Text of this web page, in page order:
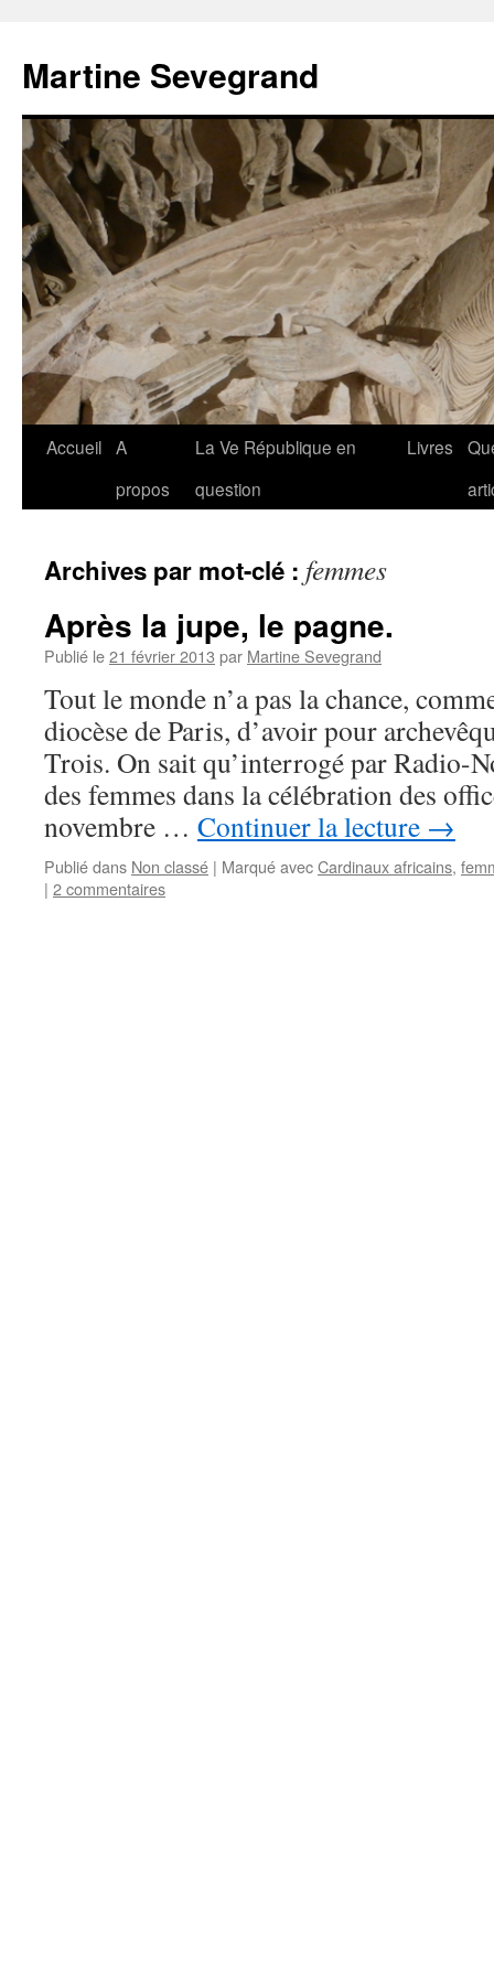
contenu
Martine Sevegrand
Accueil A
propos
La Ve République en
question
Livres
Archives par mot-clé : femmes
Après la jupe, le pagne.
Publié le21 février 2013 par Martine Sevegrand
Tout le monde n’a pas la chance,
diocèse de Paris, d’avoir pour
Trois. On sait qu’interrogé par Radio-
des femmes dans la célébration des
novembre … Continuer la lecture →
Publié dans Non classé | Marqué avecCardinaux africains,
| 2 commentaires